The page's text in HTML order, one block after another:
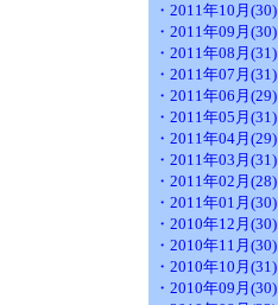
・2011年10月(30)
・2011年09月(30)
・2011年08月(31)
・2011年07月(31)
・2011年06月(29)
・2011年05月(31)
・2011年04月(29)
・2011年03月(31)
・2011年02月(28)
・2011年01月(30)
・2010年12月(30)
・2010年11月(30)
・2010年10月(31)
・2010年09月(30)